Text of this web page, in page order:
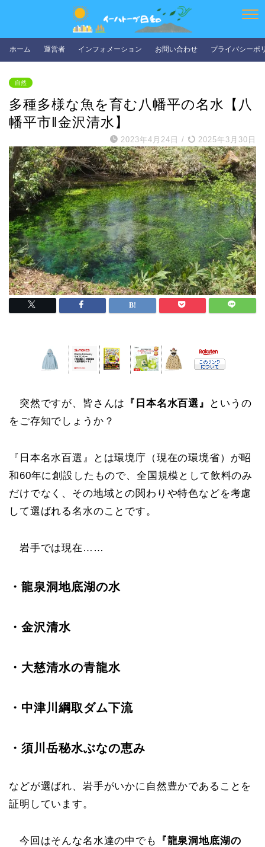
ホーム 運営者 インフォメーション お問い合わせ プライバシーポ
自然
多種多様な魚を育む八幡平の名水【八
幡平市‖金沢清水】
2023年4月24日 / 2025年3月30日
突然ですが、皆さんは 『日本名水百選』
というの
をご存知でしょうか？
『日本名水百選』とは環境庁（現在の環境省）が昭
和60年に創設したもので、全国規模として飲料のみ
だけでなく、その地域との関わりや特色などを考慮
して選ばれる名水のことです。
岩手では現在……
・龍泉洞地底湖の水
・金沢清水
・大慈清水の青龍水
・中津川綱取ダム下流
・須川岳秘水ぶなの恵み
などが選ばれ、岩手がいかに自然豊かであることを
証明しています。
今回はそんな名水達の中でも
『龍泉洞地底湖の